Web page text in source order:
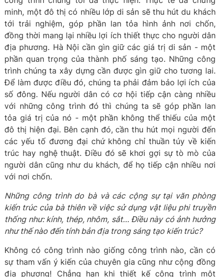
minh, một đô thị có nhiều lớp di sản sẽ thu hút du khách
tới trải nghiệm, góp phần lan tỏa hình ảnh nơi chốn,
đồng thời mang lại nhiều lợi ích thiết thực cho người dân
địa phương. Hà Nội cần gìn giữ các giá trị di sản - một
phần quan trọng của thành phố sáng tạo. Những công
trình chúng ta xây dựng cần được gìn giữ cho tương lai.
Để làm được điều đó, chúng ta phải đảm bảo lợi ích của
số đông. Nếu người dân có cơ hội tiếp cận càng nhiều
với những công trình đó thì chúng ta sẽ góp phần lan
tỏa giá trị của nó - một phần không thể thiếu của một
đô thị hiện đại. Bên cạnh đó, cần thu hút mọi người đến
các yếu tố đương đại chứ không chỉ thuần túy về kiến
trúc hay nghệ thuật. Điều đó sẽ khơi gợi sự tò mò của
người dân cũng như du khách, để họ tiếp cận nhiều nơi
với nơi chốn.
Những công trình do bà và các cộng sự tại văn phòng
kiến trúc của bà thiên về việc sử dụng vật liệu phi truyền
thống như: kính, thép, nhôm, sắt… Điều này có ảnh hưởng
như thế nào đến tính bản địa trong sáng tạo kiến trúc?
Không có công trình nào giống công trình nào, cần có
sự tham vấn ý kiến của chuyên gia cũng như cộng đồng
địa phương! Chẳng hạn khi thiết kế công trình một